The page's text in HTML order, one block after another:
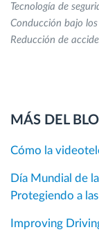
Tecnología de
Conducción bajo
Reducción de
MÁS DEL
Cómo la
Día Mundial de
Protegiendo a
Improving